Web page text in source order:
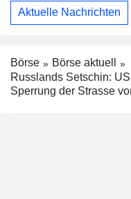
Aktuelle Nachrichten
Börse
Börse aktuell
Russlands Setschin:
Sperrung der Strasse